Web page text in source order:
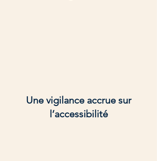
Une vigilance accrue sur
l’accessibilité